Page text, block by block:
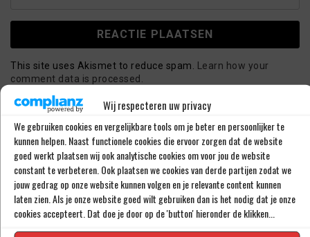
Wij respecteren uw privacy
We gebruiken cookies en vergelijkbare tools om je beter en persoonlijker te
kunnen helpen. Naast functionele cookies die ervoor zorgen dat de website
goed werkt plaatsen wij ook analytische cookies om voor jou de website
constant te verbeteren. Ook plaatsen we cookies van derde partijen zodat we
jouw gedrag op onze website kunnen volgen en je relevante content kunnen
laten zien. Als je onze website goed wilt gebruiken dan is het nodig dat je onze
cookies accepteert. Dat doe je door op de 'button' hieronder de klikken...
This site uses Akismet to reduce spam. Learn how your
comment data is processed.
LAATSTE BERICHTEN
PSV LAAT SPITS GAAN MAAR BEDING WEL
EEN ‘MATCHINGRIGHT’